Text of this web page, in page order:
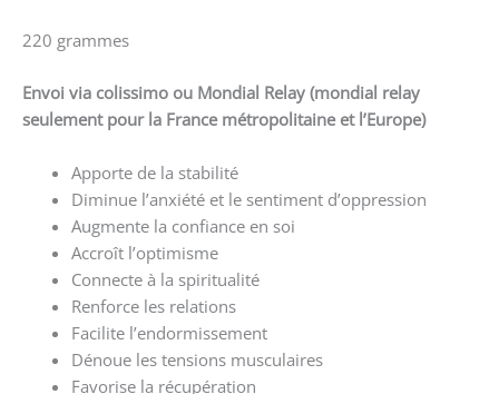
220 grammes
Envoi via colissimo ou Mondial Relay (mondial relay
seulement pour la France métropolitaine et l’Europe)
Apporte de la stabilité
Diminue l’anxiété et le sentiment d’oppression
Augmente la confiance en soi
Accroît l’optimisme
Connecte à la spiritualité
Renforce les relations
Facilite l’endormissement
Dénoue les tensions musculaires
Favorise la récupération